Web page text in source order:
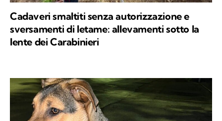
Cadaveri smaltiti senza autorizzazione e
sversamenti di letame: allevamenti sotto la
lente dei Carabinieri